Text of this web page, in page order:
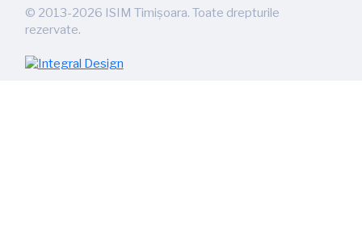
© 2013-2026 ISIM Timișoara. Toate drepturile
rezervate.